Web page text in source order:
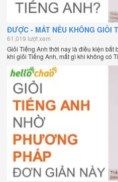
ĐƯỢC - MẤT NẾU KHÔNG GIỎI
61,019 lượt xem
Giỏi Tiếng Anh thời nay là điều kiện bắt
khi giỏi Tiếng Anh, mất gì khi không có